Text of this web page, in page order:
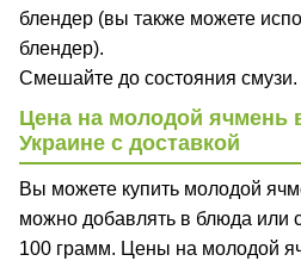
блендер (вы также можете
блендер).
Смешайте до состояния смузи.
Цена на молодой ячмень
Украине с доставкой
Вы можете купить молодой
можно добавлять в блюда или
100 грамм. Цены на молодой